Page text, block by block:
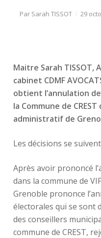
ParSarah TISSOT 29
Maitre Sarah TISSOT,
cabinet CDMF
obtient l’annulation
la Commune de
administratif de
Les décisions se
Après avoir prononcé
dans la commune de
Grenoble prononce
électorales qui se sont
des conseillers
commune de CREST,